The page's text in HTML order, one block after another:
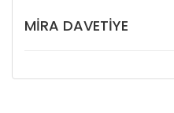
MIRA DAVETIYE